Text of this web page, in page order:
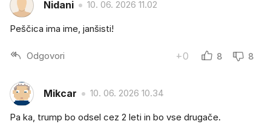
Nidani 10. 06. 2026 11.02
Peščica ima ime, janšisti!
Odgovori +0 8 8
Mikcar 10. 06. 2026 10.34
Pa ka, trump bo odsel cez 2 leti in bo vse drugače.